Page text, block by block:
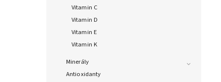
Vitamin C
Vitamin D
Vitamin E
Vitamin K
Minerály
Antioxidanty